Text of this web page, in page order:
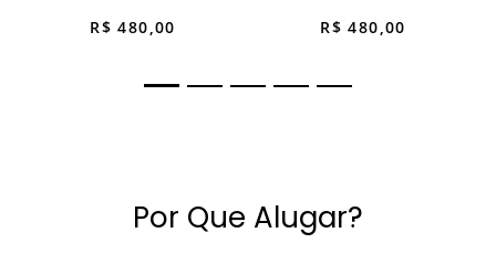
R$ 480,00 R$ 480,00
Por Que Alugar?